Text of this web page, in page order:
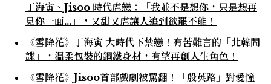
丁海寅、Jisoo 時代虐戀：「我並不是想你，只是想再
見你一面...」，又甜又虐讓人追到欲罷不能！
《雪降花》丁海寅 大時代下禁戀！有苦難言的「北韓間
諜」，溫柔包裝的鋼鐵身材，有望再創人生角色！
《雪降花》Jisoo首部戲劇被罵翻！「殷英路」對愛憧